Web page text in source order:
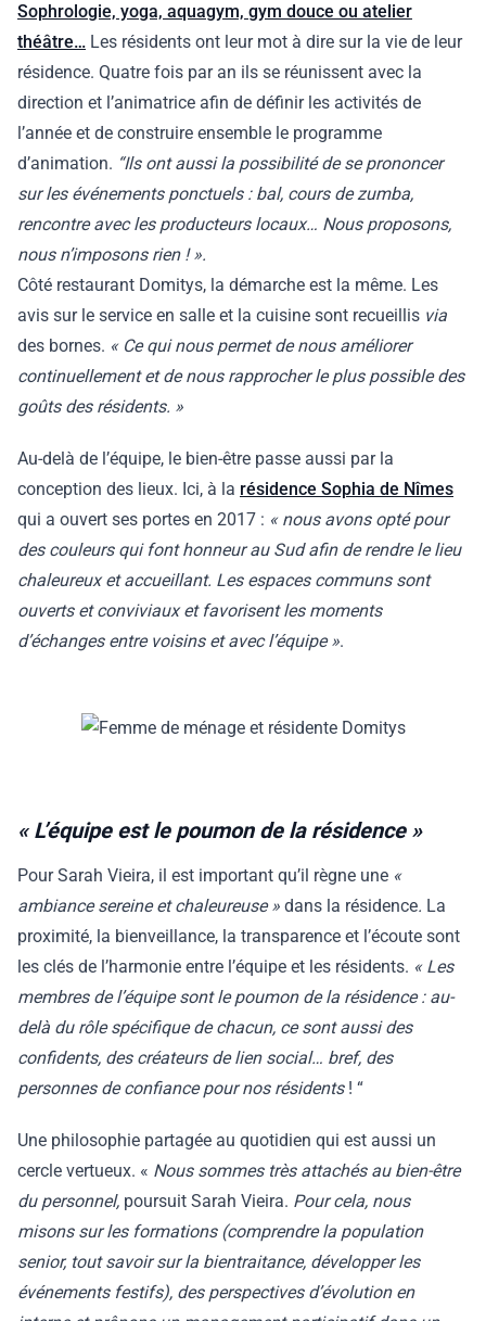
Sophrologie, yoga, aquagym, gym douce ou atelier
théâtre… Les résidents ont leur mot à dire sur la vie de leur
résidence. Quatre fois par an ils se réunissent avec la
direction et l’animatrice afin de définir les activités de
l’année et de construire ensemble le programme
d’animation. “Ils ont aussi la possibilité de se prononcer
sur les événements ponctuels : bal, cours de zumba,
rencontre avec les producteurs locaux… Nous proposons,
nous n’imposons rien ! ».
Côté restaurant Domitys, la démarche est la même. Les
avis sur le service en salle et la cuisine sont recueillis via
des bornes. « Ce qui nous permet de nous améliorer
continuellement et de nous rapprocher le plus possible des
goûts des résidents. »
Au-delà de l’équipe, le bien-être passe aussi par la
conception des lieux. Ici, à la résidence Sophia de Nîmes
qui a ouvert ses portes en 2017 : « nous avons opté pour
des couleurs qui font honneur au Sud afin de rendre le lieu
chaleureux et accueillant. Les espaces communs sont
ouverts et conviviaux et favorisent les moments
d’échanges entre voisins et avec l’équipe ».
« L’équipe est le poumon de la résidence »
Pour Sarah Vieira, il est important qu’il règne une «
ambiance sereine et chaleureuse » dans la résidence. La
proximité, la bienveillance, la transparence et l’écoute sont
les clés de l’harmonie entre l’équipe et les résidents. « Les
membres de l’équipe sont le poumon de la résidence : au-
delà du rôle spécifique de chacun, ce sont aussi des
confidents, des créateurs de lien social… bref, des
personnes de confiance pour nos résidents ! “
Une philosophie partagée au quotidien qui est aussi un
cercle vertueux. « Nous sommes très attachés au bien-être
du personnel, poursuit Sarah Vieira. Pour cela, nous
misons sur les formations (comprendre la population
senior, tout savoir sur la bientraitance, développer les
événements festifs), des perspectives d’évolution en